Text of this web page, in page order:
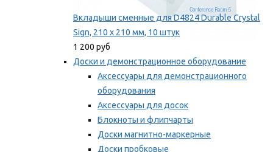
Вкладыши сменные для D4824 Durable Crystal
Sign, 210 x 210 мм, 10 штук
1 200 руб
Доски и демонстрационное оборудование
Аксессуары для демонстрационного
оборудования
Аксессуары для досок
Блокноты и флипчарты
Доски магнитно-маркерные
Доски пробковые